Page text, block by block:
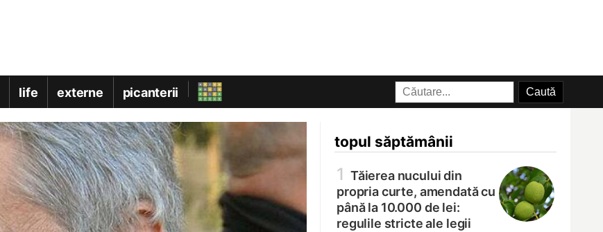
life externe picanterii
topul săptămânii
1 Tăierea nucului din
propria curte, amendată cu
până la 10.000 de lei:
regulile stricte ale legii